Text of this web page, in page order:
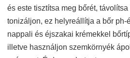
és este tisztítsa meg bőrét,
tonizáljon, ez helyreállítja a bőr ph-
nappali és éjszakai krémekkel
illetve használjon szemkörnyék